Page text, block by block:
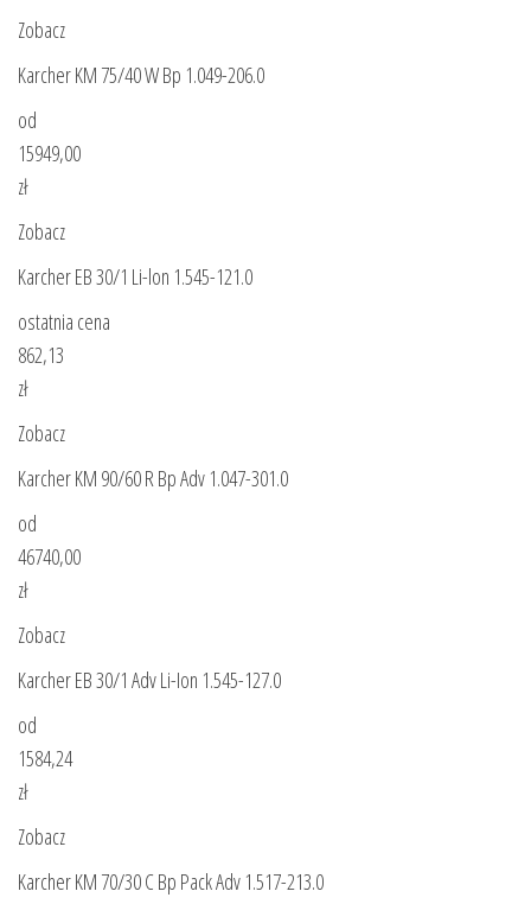
Zobacz
Karcher KM 75/40 W Bp 1.049-206.0
od
15949,00
zł
Zobacz
Karcher EB 30/1 Li-lon 1.545-121.0
ostatnia cena
862,13
zł
Zobacz
Karcher KM 90/60 R Bp Adv 1.047-301.0
od
46740,00
zł
Zobacz
Karcher EB 30/1 Adv Li-Ion 1.545-127.0
od
1584,24
zł
Zobacz
Karcher KM 70/30 C Bp Pack Adv 1.517-213.0